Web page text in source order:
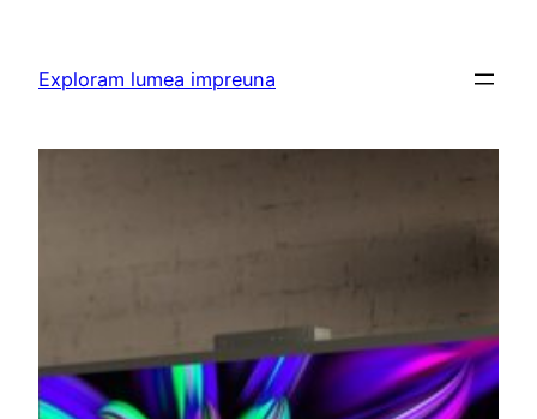
content
Exploram lumea impreuna